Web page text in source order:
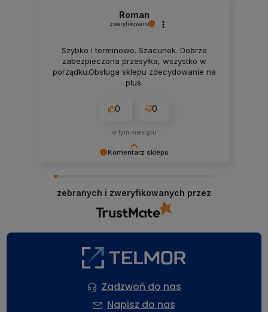
Komentarz sklepu
ponownie!
Roman
zweryfikowano
Szybko i terminowo. Szacunek. Dobrze
zabezpieczona przesyłka, wszystko w
porządku.Obsługa sklepu zdecydowanie na
plus.
0 0
w tym miesiącu
zebranych i zweryfikowanych przez
Zadzwoń do nas
Napisz do nas